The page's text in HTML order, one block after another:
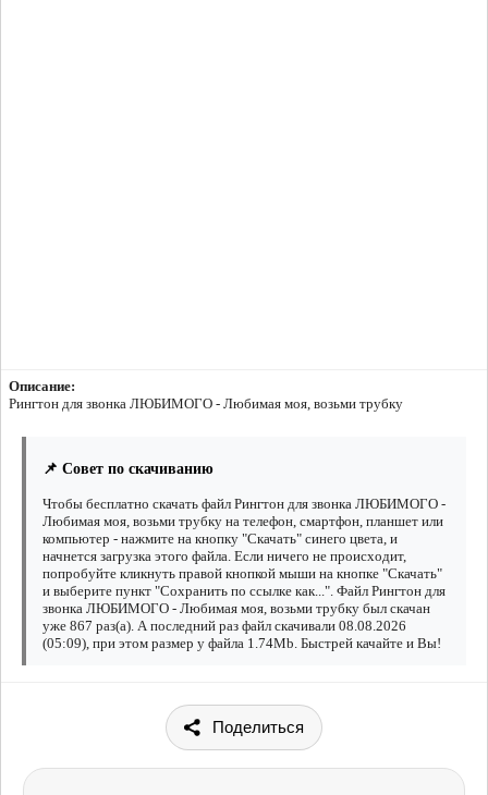
Описание:
Рингтон для звонка ЛЮБИМОГО - Любимая моя, возьми трубку
📌 Совет по скачиванию
Чтобы бесплатно скачать файл Рингтон для звонка ЛЮБИМОГО -
Любимая моя, возьми трубку на телефон, смартфон, планшет или
компьютер - нажмите на кнопку "Скачать" синего цвета, и
начнется загрузка этого файла. Если ничего не происходит,
попробуйте кликнуть правой кнопкой мыши на кнопке "Скачать"
и выберите пункт "Сохранить по ссылке как...". Файл Рингтон для
звонка ЛЮБИМОГО - Любимая моя, возьми трубку был скачан
уже 867 раз(а). А последний раз файл скачивали 08.08.2026
(05:09), при этом размер у файла 1.74Mb. Быстрей качайте и Вы!
Поделиться